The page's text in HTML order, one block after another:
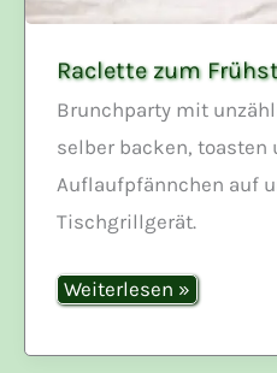
Raclette zum
Brunchparty mit
selber backen, toasten
Auflaufpfännchen auf
Tischgrillgerät.
Raclette
zum
Weiterlesen »